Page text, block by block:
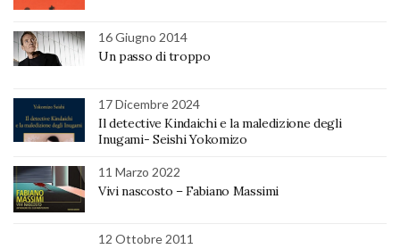
16 Giugno 2014
Un passo di troppo
17 Dicembre 2024
Il detective Kindaichi e la maledizione degli
Inugami- Seishi Yokomizo
11 Marzo 2022
Vivi nascosto – Fabiano Massimi
12 Ottobre 2011